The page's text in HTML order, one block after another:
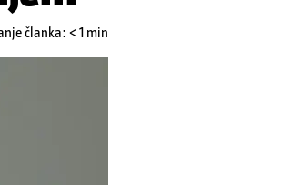
članka: < 1 min